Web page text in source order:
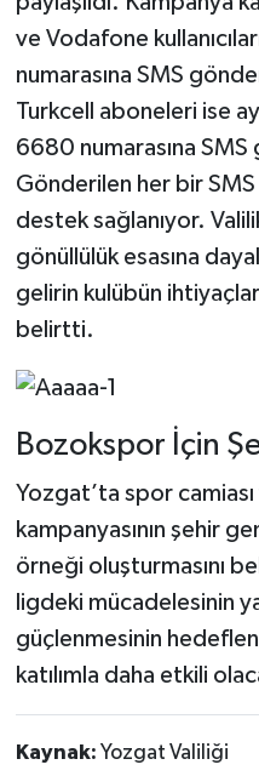
ve Vodafone
numarasına SMS
Turkcell aboneleri ise
6680 numarasına
Gönderilen her bir
destek sağlanıyor.
gönüllülük esasına
gelirin kulübün
belirtti.
Bozokspor İçin
Yozgat’ta spor
kampanyasının şehir
örneği oluşturmasını
ligdeki mücadelesinin
güçlenmesinin
katılımla daha etkili
Kaynak: Yozgat Valiliği